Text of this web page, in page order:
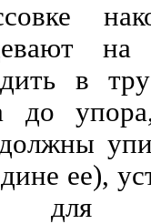
в
до
ее),
для